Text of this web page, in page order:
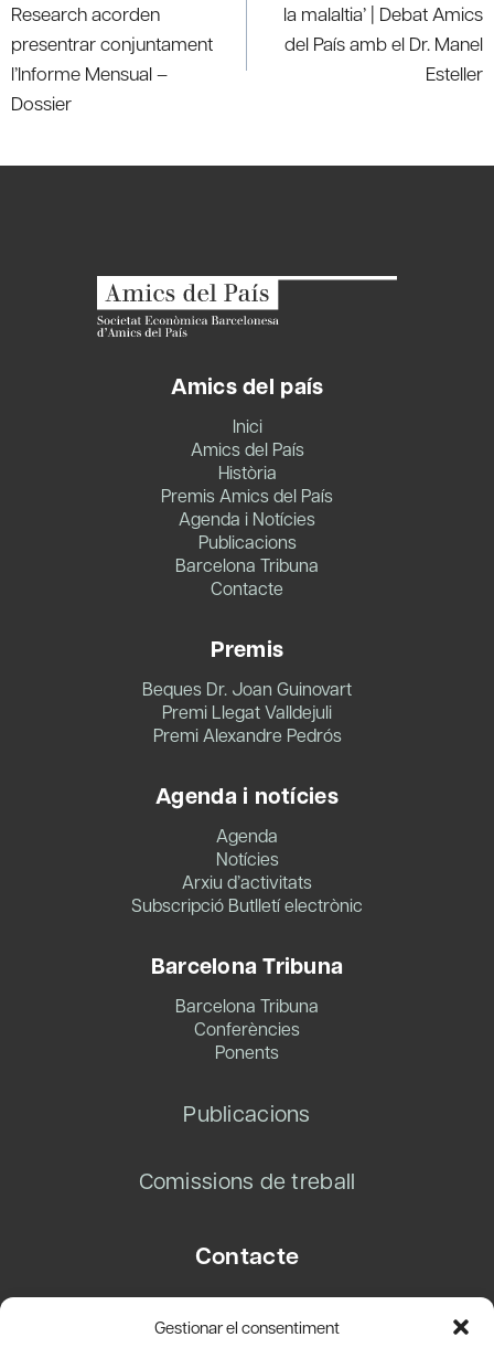
Gestionar el consentiment
Research acorden
presentrar conjuntament
l’Informe Mensual –
Dossier
la malaltia’ | Debat Amics
del País amb el Dr. Manel
Esteller
Amics del país
Inici
Amics del País
Història
Premis Amics del País
Agenda i Notícies
Publicacions
Barcelona Tribuna
Contacte
Premis
Beques Dr. Joan Guinovart
Premi Llegat Valldejuli
Premi Alexandre Pedrós
Agenda i notícies
Agenda
Notícies
Arxiu d’activitats
Subscripció Butlletí electrònic
Barcelona Tribuna
Barcelona Tribuna
Conferències
Ponents
Publicacions
Comissions de treball
Contacte
08003 Barcelona